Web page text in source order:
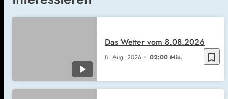
bookmark_border
8. Aug. 2026 02:00 Min.
Das Wetter vom 8.08.2026